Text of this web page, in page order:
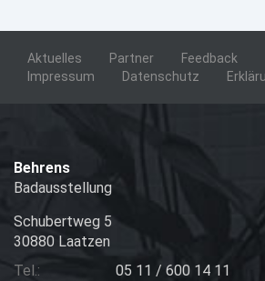
Aktuelles Partner Feedback
Impressum
Datenschutz
Behrens
Badausstellung
Schubertweg 5
30880 Laatzen
Tel.:
05 11 / 600 14 11